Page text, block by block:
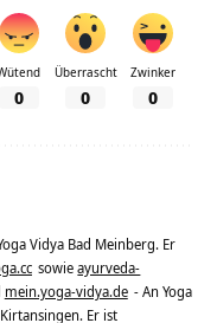
0
Überrascht
0
Zwinker
0
Vidya Bad Meinberg. Er
sowieayurveda-
mein.yoga-vidya.de - An Yoga
Er ist